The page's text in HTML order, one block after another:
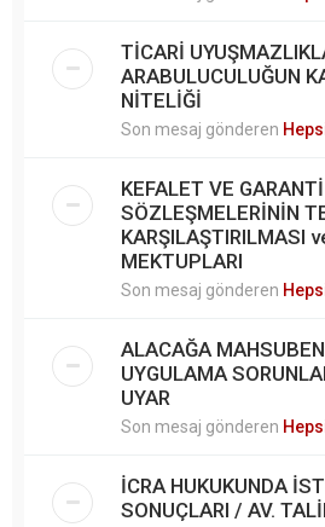
TİCARİ
ARABULUCULUĞUN
NİTELİĞİ
Son mesaj gönderen
KEFALET VE GARANTİ
SÖZLEŞMELERİNİN
KARŞILAŞTIRILMASI
MEKTUPLARI
Son mesaj gönderen
ALACAĞA
UYGULAMA
UYAR
Son mesaj gönderen
İCRA HUKUKUNDA
SONUÇLARI / AV.